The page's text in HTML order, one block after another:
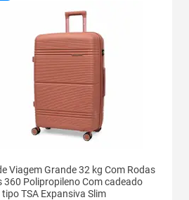
Viagem Grande 32 kg Com Rodas
360 Polipropileno Com cadeado
tipo TSA Expansiva Slim